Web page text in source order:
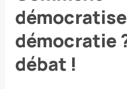
démocratie
débat !